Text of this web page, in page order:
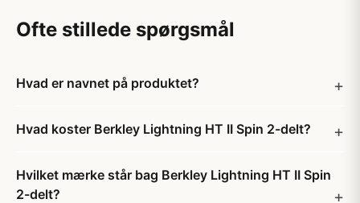
Ofte stillede spørgsmål
Hvad er navnet på produktet?
Hvad koster Berkley Lightning HT II Spin 2-delt?
Hvilket mærke står bag Berkley Lightning HT II Spin
2-delt?